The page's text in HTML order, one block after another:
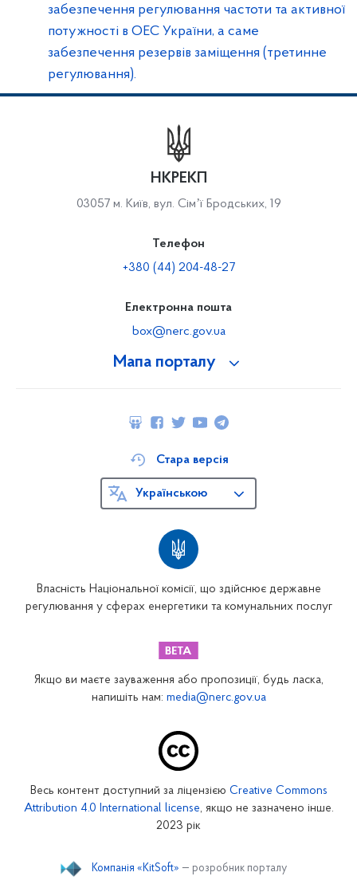
забезпечення регулювання частоти та активної
потужності в ОЕС України, а саме
забезпечення резервів заміщення (третинне
регулювання).
Мапа порталу
НКРЕКП
03057 м. Київ, вул. Сімʼї Бродських, 19
Телефон
+380 (44) 204-48-27
Електронна пошта
box@nerc.gov.ua
Власність Національної комісії, що здійснює державне
регулювання у сферах енергетики та комунальних послуг
Стара версія
Українською
Якщо ви маєте зауваження або пропозиції, будь ласка,
напишіть нам: media@nerc.gov.ua
Весь контент доступний за ліцензією Creative Commons
Attribution 4.0 International license, якщо не зазначено інше.
2023 рік
Компанія «KitSoft» — розробник порталу